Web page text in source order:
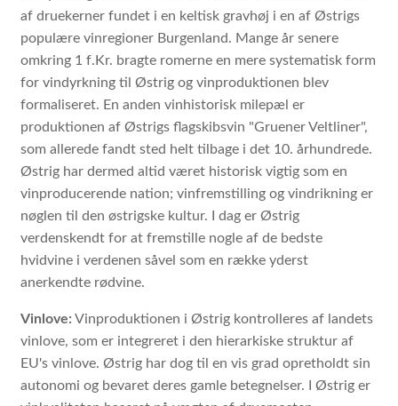
af druekerner fundet i en keltisk gravhøj i en af Østrigs
populære vinregioner Burgenland. Mange år senere
omkring 1 f.Kr. bragte romerne en mere systematisk form
for vindyrkning til Østrig og vinproduktionen blev
formaliseret. En anden vinhistorisk milepæl er
produktionen af Østrigs flagskibsvin "Gruener Veltliner",
som allerede fandt sted helt tilbage i det 10. århundrede.
Østrig har dermed altid været historisk vigtig som en
vinproducerende nation; vinfremstilling og vindrikning er
nøglen til den østrigske kultur. I dag er Østrig
verdenskendt for at fremstille nogle af de bedste
hvidvine i verdenen såvel som en række yderst
anerkendte rødvine.
Vinlove: Vinproduktionen i Østrig kontrolleres af landets
vinlove, som er integreret i den hierarkiske struktur af
EU's vinlove. Østrig har dog til en vis grad opretholdt sin
autonomi og bevaret deres gamle betegnelser. I Østrig er